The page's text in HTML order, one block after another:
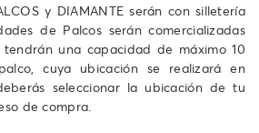
y DIAMANTE serán con silletería
de Palcos serán comercializadas
una capacidad de máximo 10
cuya ubicación se realizará en
seleccionar la ubicación de tu
de compra.